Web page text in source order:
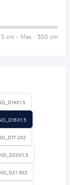
cm - Max : 300 cm